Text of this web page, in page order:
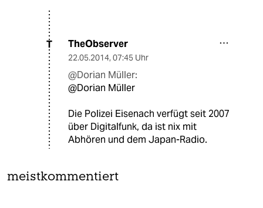
T TheObserver
22.05.2014, 07:45 Uhr
@Dorian Müller:
@Dorian Müller
Die Polizei Eisenach verfügt seit 2007
über Digitalfunk, da ist nix mit
Abhören und dem Japan-Radio.
meistkommentiert